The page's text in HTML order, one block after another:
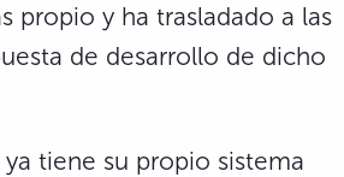
propio y ha trasladado a las
de desarrollo de dicho
tiene su propio sistema